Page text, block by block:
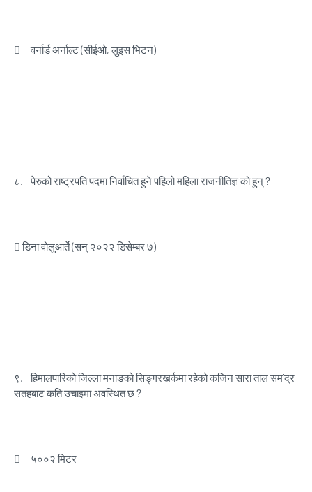
 वर्नार्ड अर्नाल्ट (सीईओ, लुइस भिटन)
८. पेरुको राष्ट्रपति पदमा निर्वाचित हुने पहिलो महिला राजनीतिज्ञ को हुन् ?
 डिना वोलुआर्ते (सन् २०२२ डिसेम्बर ७)
९.
हिमालपारिको जिल्ला मनाङको सिङ्गरखर्कमा रहेको कजिन सारा ताल सम’द्र
सतहबाट कति उचाइमा अवस्थित छ ?
 ५००२ मिटर